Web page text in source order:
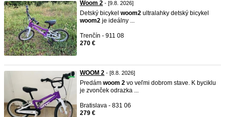
Woom 2 - [9.8. 2026]
Detský bicykel woom2 ultralahky detský bicykel
woom2 je ideálny ...
Trenčín - 911 08
270 €
WOOM 2 - [8.8. 2026]
Predám woom 2 vo veľmi dobrom stave. K byciklu
je zvonček odrazka ...
Bratislava - 831 06
279 €